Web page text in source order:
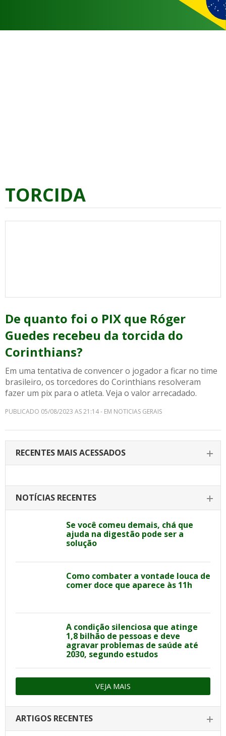
TORCIDA
De quanto foi o PIX que Róger
Guedes recebeu da torcida do
Corinthians?
Em uma tentativa de convencer o jogador a ficar no time
brasileiro, os torcedores do Corinthians resolveram
fazer um pix para o atleta. Veja o valor arrecadado.
PUBLICADO 05/08/2023 AS 21:14 - EM NOTICIAS GERAIS
RECENTES MAIS ACESSADOS
NOTÍCIAS RECENTES
Se você comeu demais, chá que
ajuda na digestão pode ser a
solução
Como combater a vontade louca de
comer doce que aparece às 11h
A condição silenciosa que atinge
1,8 bilhão de pessoas e deve
agravar problemas de saúde até
2030, segundo estudos
VEJA MAIS
ARTIGOS RECENTES